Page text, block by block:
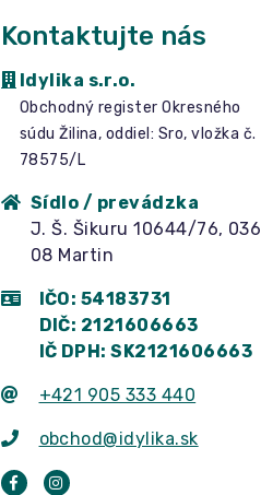
Kontaktujte nás
Idylika s.r.o.
Obchodný register Okresného
súdu Žilina, oddiel: Sro, vložka č.
78575/L
Sídlo / prevádzka
J. Š. Šikuru 10644/76, 036
08 Martin
IČO: 54183731
DIČ: 2121606663
IČ DPH: SK2121606663
+421 905 333 440
obchod@idylika.sk